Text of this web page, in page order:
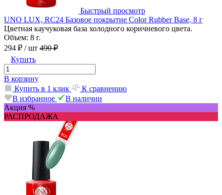
Быстрый просмотр
UNO LUX, RC24 Базовое покрытие Color Rubber Base, 8 г
Цветная каучуковая база холодного коричневого цвета.
Объем: 8 г.
294 ₽ / шт 490 ₽
Купить
В корзину
Купить в 1 клик
К сравнению
В избранное
В наличии
Акция %
РАСПРОДАЖА